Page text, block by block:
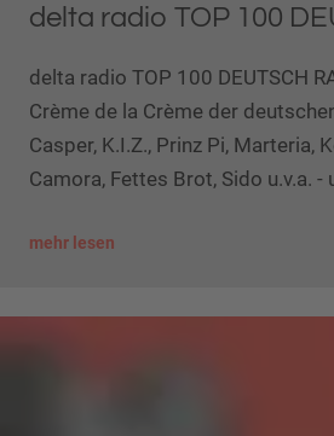
delta radio TOP 100
delta radio TOP 100 DEUTSCH
Crème de la Crème der
Casper, K.I.Z., Prinz Pi, Marteria,
Camora, Fettes Brot, Sido u.v.a.
mehr lesen